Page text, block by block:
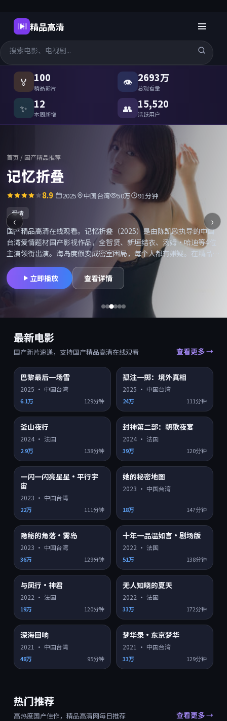
精品高清
国产精品高清在线观看-
🏅 100
精品影片 👁 2693万
总观看量
✨ 12
本周新增 👥 15,520
活跃用户
首页 / 国产精品推荐
记忆折叠
8.9 2025 中国台湾 50万 91分钟
爱情
国产精品高清在线观看。记忆折叠（2025）是由陈凯歌执导的中国
台湾爱情题材国产影视作品，全智贤、新垣结衣、汤姆·哈迪等4位
主演领衔出演。海岛度假变成密室困局，每个人都有嫌疑。在精品高
清网可搜索「记忆折叠在线观看」「记忆折叠高清」并享受国产精品
高清在线观看，同类型爱情国产片持续更新。摄影与配乐备受好评，
适合喜欢院线质感的观众。
立即播放 查看详情
‹ ›
最新电影
国产新片速递，支持国产精品高清在线观看 查看更多 →
7.9
巴黎最后一场雪
2025 · 中国台湾
6.1万 129分钟
7.5
孤注一掷：境外真相
2025 · 中国台湾
24万 111分钟
7.4
釜山夜行
2024· 法国
2.9万 138分钟
7.0
封神第二部：朝歌夜宴
2024· 法国
39万 120分钟
8.8 4K超清
一闪一闪亮星星·平行宇
宙
2023 · 中国台湾
22万 111分钟
9.1
她的秘密地图
2023 · 中国台湾
18万 147分钟
9.2
隐秘的角落·雾岛
2023 · 中国台湾
36万 129分钟
8.2 HD
十年一品温如言·剧场版
2022 · 法国
51万 138分钟
8.3
与凤行·神君
2022 · 法国
19万 120分钟
8.6
无人知晓的夏天
2022 · 法国
33万 172分钟
8.1
深海回响
2021 · 中国台湾
48万 95分钟
7.3
梦华录·东京梦华
2021 · 中国台湾
33万 129分钟
热门推荐
高热度国产佳作，精品高清网每日推荐 查看更多 →